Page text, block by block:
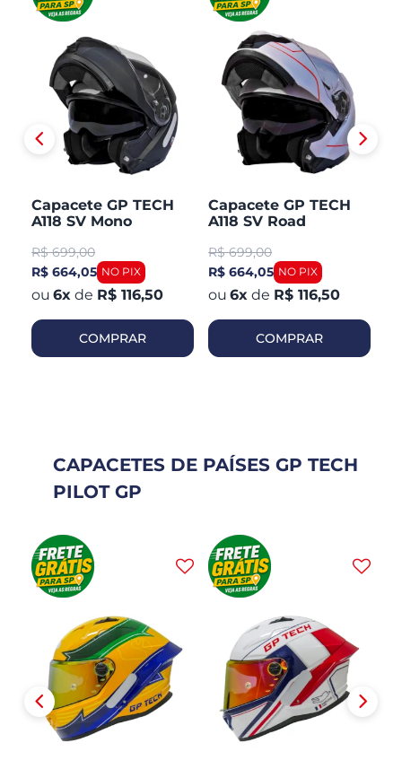
Capacete GP TECH
A118 SV Mono
Fosco
R$ 699,00
R$ 664,05
6x de R$ 116,50
COMPRAR
Capacete GP TECH
A118 SV Road
R$ 699,00
R$ 664,05
6x de R$ 116,50
COMPRAR
CAPACETES DE PAÍSES GP TECH
PILOT GP